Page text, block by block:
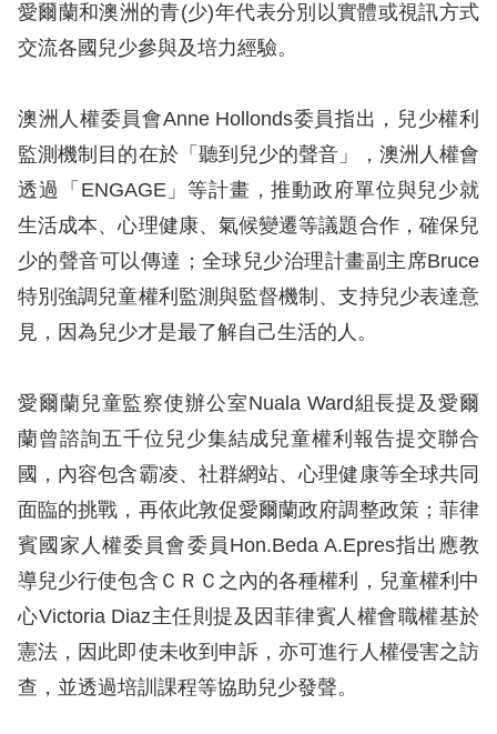
回
頁
網
站
導
覽
網
安
全
政
策
隱
私
權
保
愛爾蘭和澳洲的青(少)年代表分別以實體或視訊方式
交流各國兒少參與及培力經驗。
澳洲人權委員會Anne Hollonds委員指出，兒少權利
監測機制目的在於「聽到兒少的聲音」，澳洲人權會
透過「ENGAGE」等計畫，推動政府單位與兒少就
生活成本、心理健康、氣候變遷等議題合作，確保兒
少的聲音可以傳達；全球兒少治理計畫副主席Bruce
特別強調兒童權利監測與監督機制、支持兒少表達意
見，因為兒少才是最了解自己生活的人。
愛爾蘭兒童監察使辦公室Nuala Ward組長提及愛爾
蘭曾諮詢五千位兒少集結成兒童權利報告提交聯合
國，內容包含霸凌、社群網站、心理健康等全球共同
面臨的挑戰，再依此敦促愛爾蘭政府調整政策；菲律
賓國家人權委員會委員Hon.Beda A.Epres指出應教
導兒少行使包含ＣＲＣ之內的各種權利，兒童權利中
心Victoria Diaz主任則提及因菲律賓人權會職權基於
憲法，因此即使未收到申訴，亦可進行人權侵害之訪
查，並透過培訓課程等協助兒少發聲。